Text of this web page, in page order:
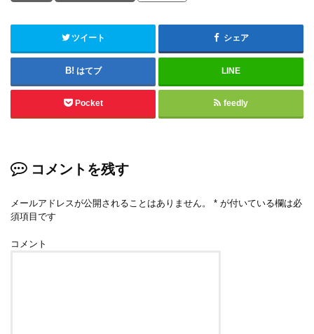
ツイート シェア
はてブ LINE
Pocket feedly
コメントを残す
メールアドレスが公開されることはありません。 * が付いている欄は必
須項目です
コメント